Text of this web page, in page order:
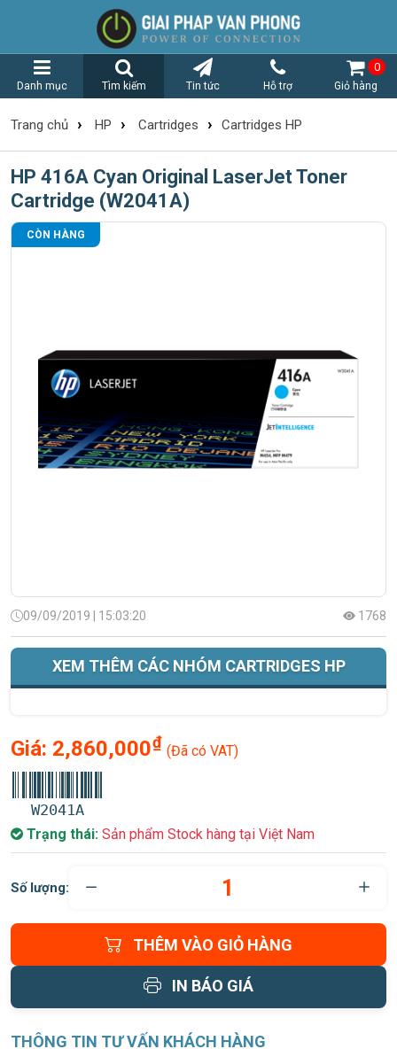
Danh mục Tìm kiếm Tin tức Hỗ trợ Giỏ hàng
0
Trang chủ › HP › Cartridges › Cartridges HP
HP 416A Cyan Original LaserJet Toner
Cartridge (W2041A)
CÒN HÀNG
09/09/2019 | 15:03:20 1768
XEM THÊM CÁC NHÓM CARTRIDGES HP
Giá: 2,860,000₫ (Đã có VAT)
W2041A
Trạng thái: Sản phẩm Stock hàng tại Việt Nam
Số lượng:
THÊM VÀO GIỎ HÀNG
IN BÁO GIÁ
THÔNG TIN TƯ VẤN KHÁCH HÀNG